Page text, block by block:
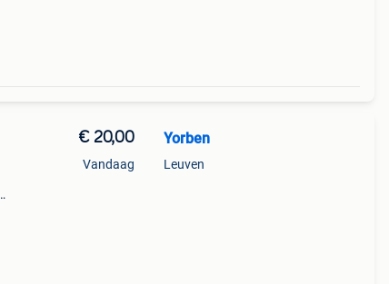
€ 20,00
Vandaag
Yorben
Leuven